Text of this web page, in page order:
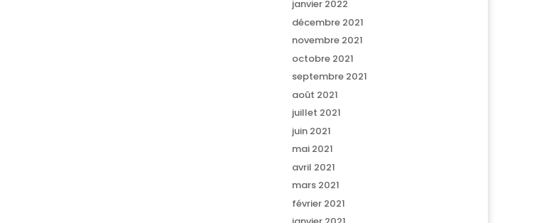
janvier 2022
décembre 2021
novembre 2021
octobre 2021
septembre 2021
août 2021
juillet 2021
juin 2021
mai 2021
avril 2021
mars 2021
février 2021